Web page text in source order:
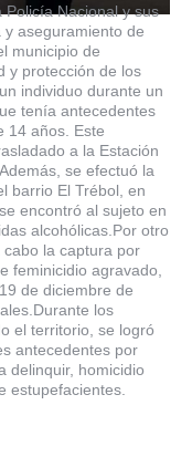
Nacional y sus
aseguramiento de
municipio de
y protección de los
individuo durante un
tenía antecedentes
14 años. Este
a la Estación
se efectuó la
barrio El Trébol, en
encontró al sujeto en
alcohólicas.Por otro
la captura por
feminicidio agravado,
de diciembre de
los
el territorio, se logró
antecedentes por
delinquir, homicidio
estupefacientes.